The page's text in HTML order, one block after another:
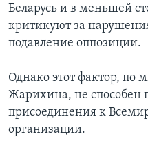
Беларусь и в меньшей
критикуют за
подавление оппозиции.
Однако этот фактор,
Жарихина, не способен
присоединения к
организации.